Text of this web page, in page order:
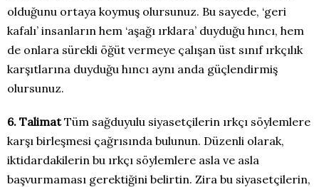
olduğunu ortaya koymuş olursunuz. Bu sayede, ‘geri
kafalı’ insanların hem ‘aşağı ırklara’ duyduğu hıncı, hem
de onlara sürekli öğüt vermeye çalışan üst sınıf ırkçılık
karşıtlarına duyduğu hıncı aynı anda güçlendirmiş
olursunuz.
6. TalimatTüm sağduyulu siyasetçilerin ırkçı söylemlere
karşı birleşmesi çağrısında bulunun. Düzenli olarak,
iktidardakilerin bu ırkçı söylemlere asla ve asla
başvurmaması gerektiğini belirtin. Zira bu siyasetçilerin,